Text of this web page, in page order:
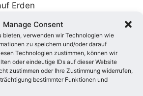
Manage Consent
bieten, verwenden wir Technologien wie
zu speichern und/oder darauf
Technologien zustimmen, können wir
oder eindeutige IDs auf dieser Website
zustimmen oder Ihre Zustimmung widerrufen,
bestimmter Funktionen und
Erden
eben jetzt
Haupt gesetzt,
Kaiserkrone
seinem Sohne.